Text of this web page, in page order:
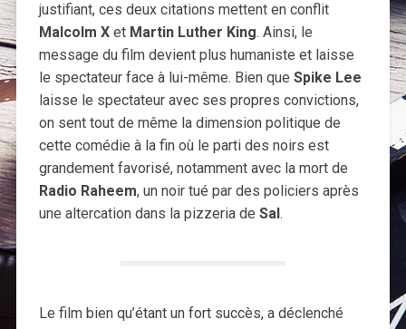
justifiant, ces deux citations mettent en conflit
Malcolm Xet Martin Luther King. Ainsi, le
message du film devient plus humaniste et laisse
le spectateur face à lui-même. Bien que Spike Lee
laisse le spectateur avec ses propres convictions,
on sent tout de même la dimension politique de
cette comédie à la fin où le parti des noirs est
grandement favorisé, notamment avec la mort de
Radio Raheem, un noir tué par des policiers après
une altercation dans la pizzeria de Sal .
Le film bien qu’étant un fort succès, a déclenché